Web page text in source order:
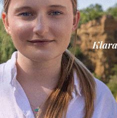
Articolo precedente
Un premio dell’amministrazione
comunale per le ragazze della Bruschi
Basket San Giovanni